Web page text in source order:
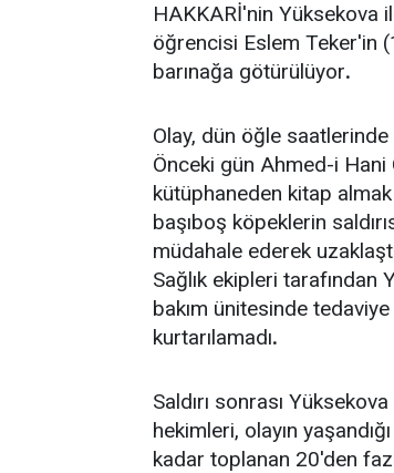
HAKKARİ'nin Yüksekova
öğrencisi Eslem Teker'in
barınağa götürülüyor.
Olay, dün öğle saatlerinde
Önceki gün Ahmed-i
kütüphaneden kitap almak
başıboş köpeklerin
müdahale ederek
Sağlık ekipleri tarafından
bakım ünitesinde tedaviye
kurtarılamadı.
Saldırı sonrası
hekimleri, olayın
kadar toplanan 20'den